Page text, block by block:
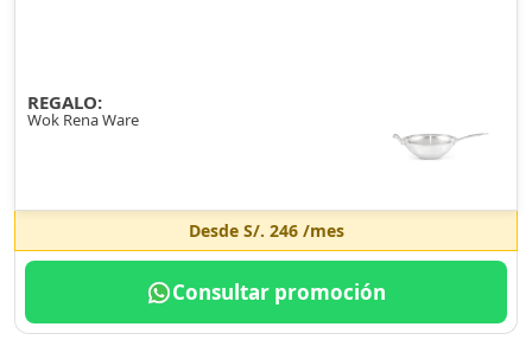
REGALO:
Wok Rena Ware
Desde S/. 246/mes
Consultar promoción